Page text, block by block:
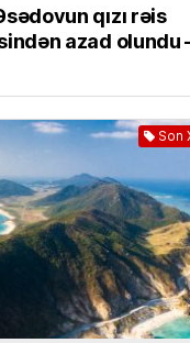
qızı rəis
azad olundu
Son